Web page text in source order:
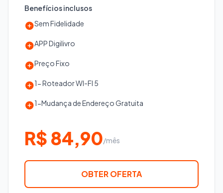
Benefícios inclusos
Sem Fidelidade
APP Digilivro
Preço Fixo
1- Roteador WI-FI 5
1-Mudança de Endereço Gratuita
R$ 84,90/mês
OBTER OFERTA